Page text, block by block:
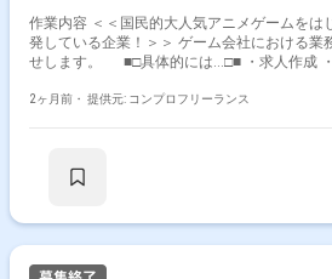
作業内容 ＜＜国民的大人気アニメゲームをは
発している企業！＞＞ ゲーム会社における業
せします。 ■□具体的には…□■ ・求人作成 ・
・入場対応 ・採用から契約管理、請求書対
2ヶ月前・ 提供元: コンプロフリーランス